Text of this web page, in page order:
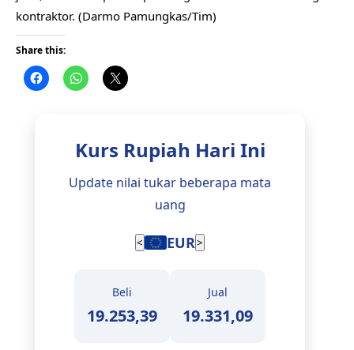
kontraktor. (Darmo Pamungkas/Tim)
Share this:
Kurs Rupiah Hari Ini
Update nilai tukar beberapa mata
uang
< EUR>
Beli
19.253,39
Jual
19.331,09